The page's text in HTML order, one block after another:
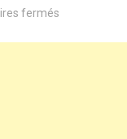
ferméssur